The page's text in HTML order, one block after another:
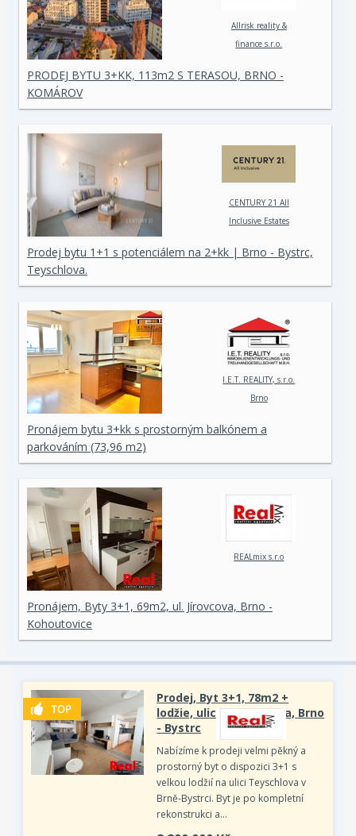
Allrisk reality &
finance s.r.o.
PRODEJ BYTU 3+KK, 113m2 S TERASOU, BRNO -
KOMÁROV
CENTURY 21 All
Inclusive Estates
Prodej bytu 1+1 s potenciálem na 2+kk | Brno - Bystrc,
Teyschlova.
I.E.T. REALITY, s.r.o.
Brno
Pronájem bytu 3+kk s prostorným balkónem a
parkováním (73,96 m2)
REALmix s.r.o
Pronájem, Byty 3+1, 69m2, ul. Jírovcova, Brno -
Kohoutovice
Prodej, Byt 3+1, 78m2 +
lodžie, ulice Teyschlova, Brno
- Bystrc
Nabízíme k prodeji velmi pěkný a
prostorný byt o dispozici 3+1 s
velkou lodžií na ulici Teyschlova v
Brně-Bystrci. Byt je po kompletní
rekonstrukci a…